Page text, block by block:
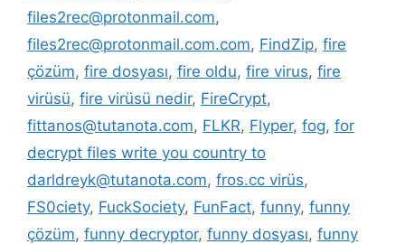
files2rec@protonmail.com,
files2rec@protonmail.com.com, FindZip, fire
çözüm, fire dosyası, fire oldu, fire virus, fire
virüsü, fire virüsü nedir, FireCrypt,
fittanos@tutanota.com, FLKR, Flyper, fog, for
decrypt files write you country to
darldreyk@tutanota.com, fros.cc virüs,
FS0ciety, FuckSociety, FunFact, funny, funny
çözüm, funny decryptor, funny dosyası, funny